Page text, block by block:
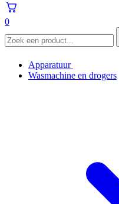
0
Apparatuur
Wasmachine en drogers